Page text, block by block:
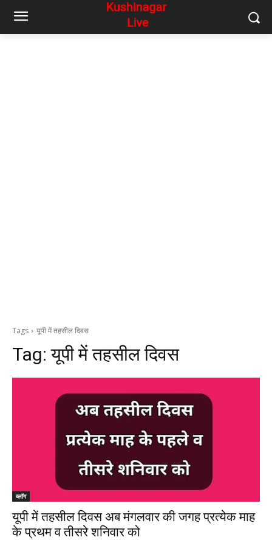
Tags यूपी में तहसील दिवस
Tag:यूपी में तहसील दिवस
ब्लॉग
यूपी में तहसील दिवस अब मंगलवार की जगह प्रत्येक माह
के प्रथम व तीसरे शनिवार को